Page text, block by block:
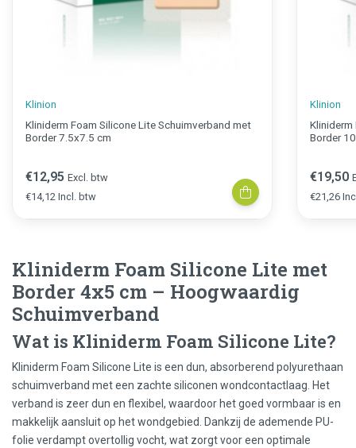
Klinion
Kliniderm Foam Silicone Lite Schuimverband met
Border 7.5x7.5 cm
€12,95 Excl. btw
€14,12 Incl. btw
Klinion
Border
€19,50
€21,26
Kliniderm Foam Silicone Lite met
Border 4x5 cm – Hoogwaardig
Schuimverband
Wat is Kliniderm Foam Silicone Lite?
Kliniderm Foam Silicone Lite is een dun, absorberend polyurethaan
schuimverband met een zachte siliconen wondcontactlaag. Het
verband is zeer dun en flexibel, waardoor het goed vormbaar is en
makkelijk aansluit op het wondgebied. Dankzij de ademende PU-
folie verdampt overtollig vocht, wat zorgt voor een optimale